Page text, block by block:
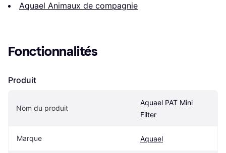
Aquael Animaux de compagnie
Fonctionnalités
Produit
Nom du produit
Aquael PAT Mini
Filter
Marque Aquael